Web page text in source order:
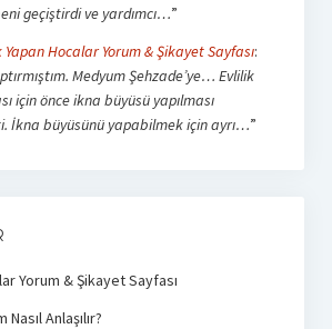
geçiştirdi ve yardımcı…”
Yapan Hocalar Yorum & Şikayet Sayfası:
Medyum Şehzade’ye… Evlilik
için önce ikna büyüsü yapılması
İkna büyüsünü yapabilmek için ayrı…”
Yorum & Şikayet Sayfası
Anlaşılır?